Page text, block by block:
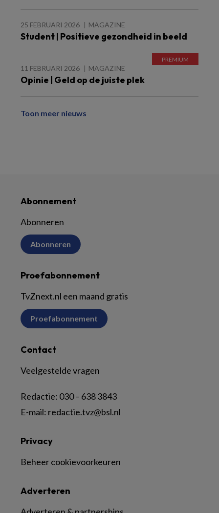
25 FEBRUARI 2026 MAGAZINE
Student | Positieve gezondheid in beeld
11 FEBRUARI 2026 MAGAZINE
Opinie | Geld op de juiste plek
Toon meer nieuws
Abonnement
Abonneren
Abonneren
Proefabonnement
TvZnext.nl een maand gratis
Proefabonnement
Contact
Veelgestelde vragen
Redactie: 030 – 638 3843
E-mail: redactie.tvz@bsl.nl
Adverteren
Privacy
Beheer cookievoorkeuren